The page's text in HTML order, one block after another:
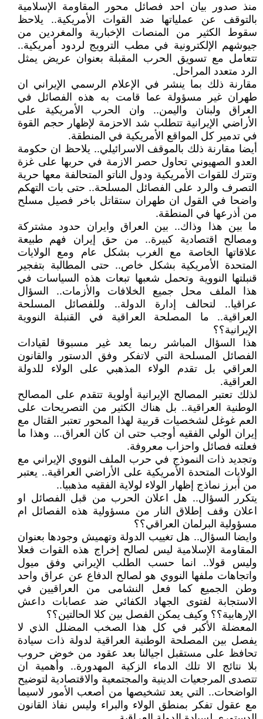
منذ صدور بيان احد فصائل محور المقاومة الإسلامية
بالتوقف عن عملياتها ضد القوات الأمريكية.. يلاحظ
سقوط الكثير من المنصات الإخبارية والمغردين من
جيوشهم الإلكترونية في مطب الترويج لردود أمريكية..
تتعامل مع تسويق الحرب المقبلة بعنوان عريض يمثل
الرد متعدد المراحل.
مقارنة ذلك بما ينشر في الإعلام الرسمي الإيراني ان
طهران غير مسؤولة عما قامت به هذه الفصائل في
العراق ولبنان واليمن.. وان الحرب الأمريكية على
الأراضي الإيرانية تتطلب شد الاحزمة لإظهار حجم القوة
في تدمير كل المواقع الأمريكية في المنطقة.
أيضا مقارنة ذلك بالموقف الاسرائيلي.. يلاحظ ان حكومة
العدو الصهيوني تحاول حصر الازمة في حربها على غزة
وتترك للقوات الأمريكية ودول الناتو المتحالفة معها حرية
التصرف والرد على الفصائل المسلحة.. حتى بات التهكم
واضحا في القول ان طهران ستقاتل باخر فصيل مسلح
من أذرعها في المنطقة.
ما بين هذا وذاك.. بين العراق وايران حدود مشتركة
ومصالح اقتصادية كبيرة.. من حق إيران فهم طبيعة
علاقاتها الخاصة مع الغرب بشكل عام ومع الولايات
المتحدة الأمريكية بشكل خاص.. حتى المطالبة بتفجير
قنبلتها النووية وتحمل شعبها تبعات هذه السياسات في
هذا الملف محل جميع الخلافات والأزمات.. السؤال
عراقيا.. لتحالف إدارة الدولة.. وللفصائل المسلحة
العراقية.. ما المصلحة العراقية في القنبلة النووية
الإيرانية؟؟
هذا السؤال المباشر ربما يعد غير مسبوقا لقيادات
الفصائل المسلحة التي لاتفكر وفق الدستور والقانون
العراقي بل تقدم الولاء المذهبي على الولاء للدولة
العراقية.
لذلك تعتبر المصالح الإيرانية أولوية تتقدم على المصالح
الوطنية العراقية.. بل هناك الكثير من التصريحات على
العم غوغل لشخصيات قربية لهذا المحور تعتبر القتال مع
إيران الولي الفقيه أوجب حتى ان كان العراق... وهذا ما
فعلته فصائل واحزاب معروفة.
وتجديد ذات النموذج في حرب الملف النووي الإيراني مع
الولايات المتحدة الأمريكية على الأراضي العراقية.. يعتبر
من أبرز نماذج إظهار الولاء لولاية الفقيه مذهبيا..
يتكرر السؤال.. هل اعلان الحرب من قبل الفصائل او
اعلان وقف إطلاق النار من مسؤولية هذه الفصائل ام
مسؤولية البرلمان العراقي؟؟
وايضا السؤال.. هل تغييب الدولة وتهميش وجودها بعنوان
المقاومة الإسلامية ليس لصالح إخراج هذه القوات فعلا
وليس قولا.. انما حسب الطلب الإيراني وفق ميول
واتجاهات ملفها النووي هو لصالح الدفاع عن عراق واحد
وطن الجميع كما فعل النشامى من العراقيين في
الاستجابة لفتوى الجهاد الكفائي ضد عصابات داعش
الإرهابية؟؟ وكيف يمكن الفصل بين كلا الحالتين؟؟
المعضلة الأكبر في كل هذا الصخب المضلل الذي لا
يفصل بين المصلحة الوطنية العراقية لدولة ذات سيادة
تحافظ على مستقبل اجيالنا بعد عقود من خوض حروب
بلا نتائج الا تلك الدماء الزكية المهدورة.. وأهمية ان
تتصدى المرجعيات الدينية والمجتمعية والاقتصادية لتوضيح
الواضحات.. التي يعد تشخيصها من أصعب الأمور لاسيما
مع عقول تفكر بمنطق الولاء والبراء وليس نفاذ القانون